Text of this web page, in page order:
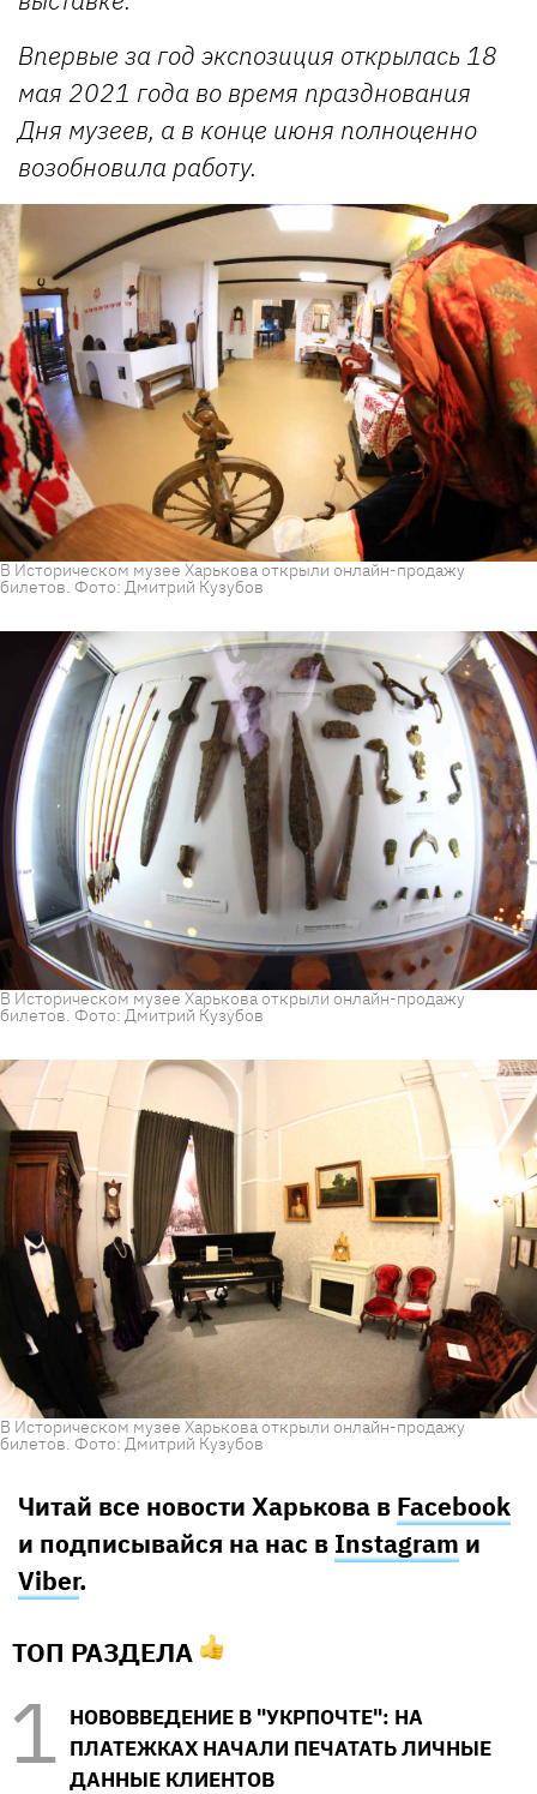
Впервые за год экспозиция открылась 18
мая 2021 года во время празднования
Дня музеев, а в конце июня полноценно
возобновила работу.
В Историческом музее Харькова открыли онлайн-продажу
билетов. Фото: Дмитрий Кузубов
В Историческом музее Харькова открыли онлайн-продажу
билетов. Фото: Дмитрий Кузубов
В Историческом музее Харькова открыли онлайн-продажу
билетов. Фото: Дмитрий Кузубов
Читай все новости Харькова в Facebook
и подписывайся на нас в Instagram и
Viber.
ТОП РАЗДЕЛА
НОВОВВЕДЕНИЕ В "УКРПОЧТЕ": НА
ПЛАТЕЖКАХ НАЧАЛИ ПЕЧАТАТЬ ЛИЧНЫЕ
ДАННЫЕ КЛИЕНТОВ